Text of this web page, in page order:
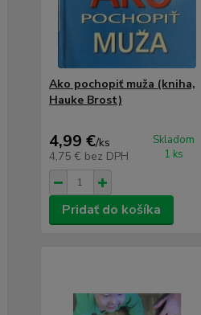
Ako pochopiť muža (kniha,
Hauke Brost)
4,99 €/ks
4,75 € bez DPH
Skladom
1 ks
Pridať do košíka